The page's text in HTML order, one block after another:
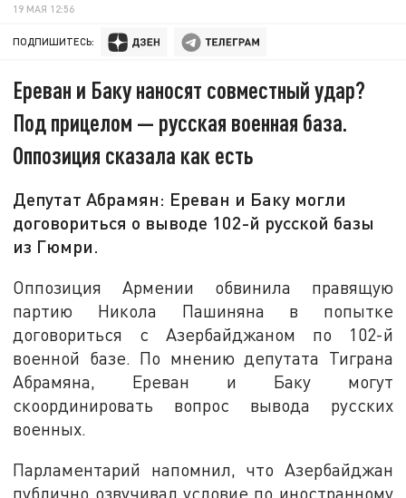
19 МАЯ 12:56
ПОДПИШИТЕСЬ:
Ереван и Баку наносят совместный удар?
Под прицелом — русская военная база.
Оппозиция сказала как есть
Депутат Абрамян: Ереван и Баку могли
договориться о выводе 102-й русской базы
из Гюмри.
Оппозиция Армении обвинила правящую
партию Никола Пашиняна в попытке
договориться с Азербайджаном по 102-й
военной базе. По мнению депутата Тиграна
Абрамяна, Ереван и Баку могут
скоординировать вопрос вывода русских
военных.
Парламентарий напомнил, что Азербайджан
публично озвучивал условие по иностранному